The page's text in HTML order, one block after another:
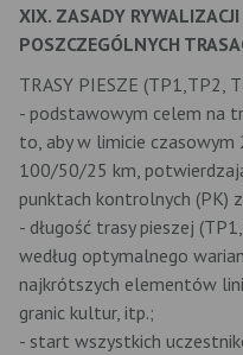
XIX. ZASADY
POSZCZEGÓLNYCH
TRASY PIESZE (TP1,TP2,
- podstawowym celem na
to, aby w limicie
100/50/25 km,
punktach kontrolnych (PK)
- długość trasy pieszej
według optymalnego
najkrótszych elementów
granic kultur, itp.;
- start wszystkich